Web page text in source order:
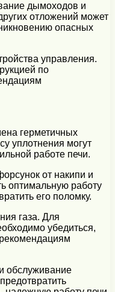
дымоходов и
отложений может
опасных
управления.
по
герметичных
уплотнения могут
работе печи.
от накипи и
оптимальную работу
его поломку.
газа. Для
убедиться,
рекомендациям
обслуживание